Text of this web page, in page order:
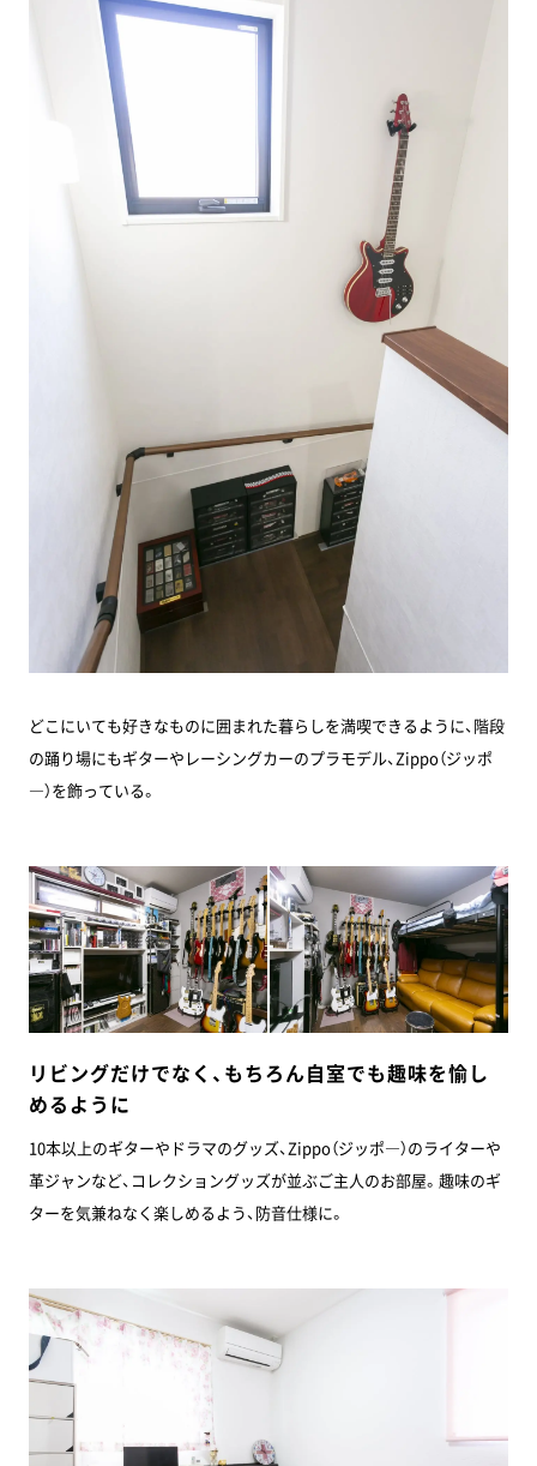
どこにいても好きなものに囲まれた暮らしを満喫できるように、階段
の踊り場にもギターやレーシングカーのプラモデル、Zippo（ジッポ
―）を飾っている。
リビングだけでなく、もちろん自室でも趣味を愉し
めるように
10本以上のギターやドラマのグッズ、Zippo（ジッポ―）のライターや
革ジャンなど、コレクショングッズが並ぶご主人のお部屋。趣味のギ
ターを気兼ねなく楽しめるよう、防音仕様に。